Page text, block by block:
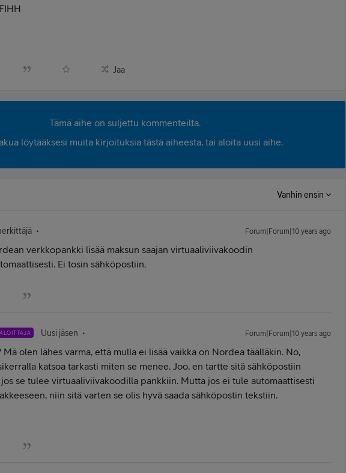
Jaa
Tämä aihe on suljettu kommenteilta.
löytääksesi muita kirjoituksia tästä aiheesta, tai aloita uusi aihe.
Vanhin ensin
Forum|Forum|10 years ago
verkkopankki lisää maksun saajan virtuaaliviivakoodin
Ei tosin sähköpostiin.
ALOITTAJA Uusi jäsen Forum|Forum|10 years ago
Mä olen lähes varma, että mulla ei lisää vaikka on Nordea täälläkin. No,
katsoa tarkasti miten se menee. Joo, en tartte sitä sähköpostiin
se tulee virtuaaliviivakoodilla pankkiin. Mutta jos ei tule automaattisesti
niin sitä varten se olis hyvä saada sähköpostin tekstiin.